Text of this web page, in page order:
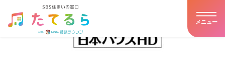
ホーム
メニュー